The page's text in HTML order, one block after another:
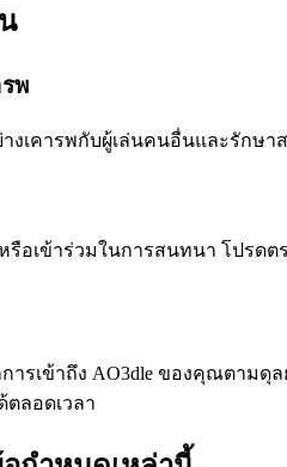
พ
งเคารพกับผู้เล่นคนอื่นและรักษ
รือเข้าร่วมในการสนทนา โปรด
การเข้าถึง AO3dle ของคุณตา
ตลอดเวลา